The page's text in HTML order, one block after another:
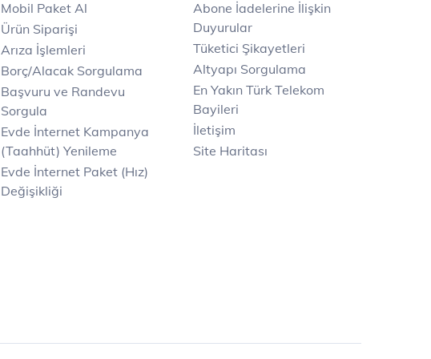
Mobil Paket Al
Ürün Siparişi
Arıza İşlemleri
Borç/Alacak Sorgulama
Başvuru ve Randevu
Sorgula
Evde İnternet Kampanya
(Taahhüt) Yenileme
Evde İnternet Paket (Hız)
Değişikliği
Abone İadelerine İlişkin
Duyurular
Tüketici Şikayetleri
Altyapı Sorgulama
En Yakın Türk Telekom
Bayileri
İletişim
Site Haritası